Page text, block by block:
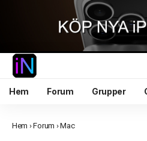
Hem Forum Grupper
Hem ›Forum ›Mac